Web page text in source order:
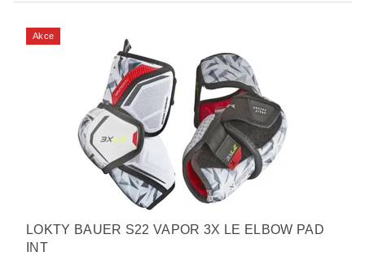
Akce
LOKTY BAUER S22 VAPOR 3X LE ELBOW PAD
INT